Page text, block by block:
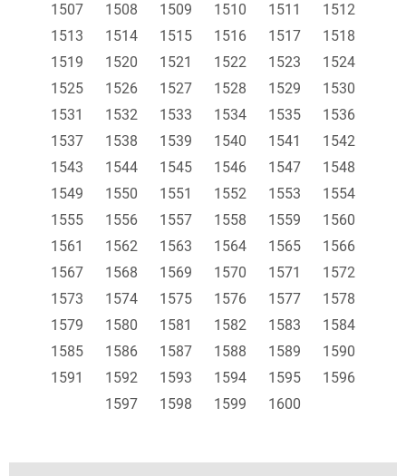
1507
1508 1509 1510 1511
1512
1513
1514 1515 1516 1517
1518
1519
1520 1521 1522 1523
1524
1525
1526 1527 1528 1529
1530
1531
1532 1533 1534 1535
1536
1537
1538 1539 1540 1541
1542
1543
1544 1545 1546 1547
1548
1549
1550 1551 1552 1553
1554
1555
1556 1557 1558 1559
1560
1561
1562 1563 1564 1565
1566
1567
1568 1569 1570 1571
1572
1573
1574 1575 1576 1577
1578
1579
1580 1581 1582 1583
1584
1585
1586 1587 1588 1589
1590
1591
1592 1593 1594 1595
1596
1597
1598 1599 1600